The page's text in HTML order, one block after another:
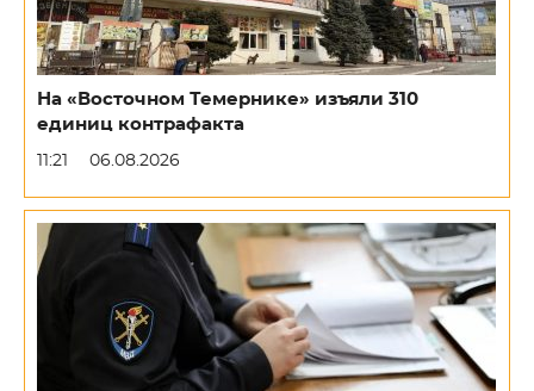
На «Восточном Темернике» изъяли 310
единиц контрафакта
11:21 06.08.2026